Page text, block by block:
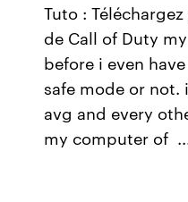
Tuto :
de Call of Duty
before i even
safe mode or not.
avg and every
my computer of